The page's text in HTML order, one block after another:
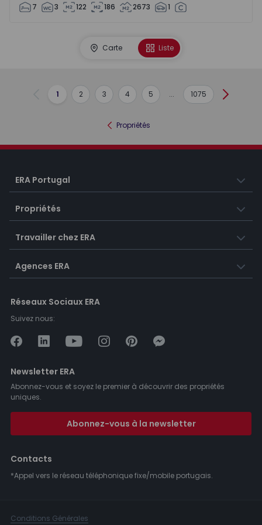
7 3 122 186 2673 1
Carte Liste
Précédent
1 2 3 4 5 ... 1075 Suivant
Propriétés
ERA Portugal
Propriétés
Travailler chez ERA
Agences ERA
Réseaux Sociaux ERA
Suivez nous:
Newsletter ERA
Abonnez-vous et soyez le premier à découvrir des propriétés
uniques.
Abonnez-vous à la newsletter
Contacts
*Appel vers le réseau téléphonique fixe/mobile portugais.
Conditions Générales